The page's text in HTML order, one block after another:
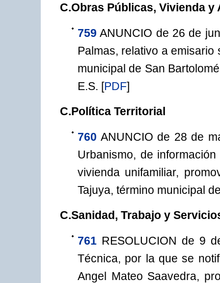
C.Obras Públicas, Vivienda y
759 ANUNCIO de 26 de
Palmas, relativo a
municipal de San
E.S. [PDF]
C.Política Territorial
760 ANUNCIO de 28 de
Urbanismo, de
vivienda unifamiliar,
Tajuya, término municipal
C.Sanidad, Trabajo y
761 RESOLUCION de 9
Técnica, por la que se
Angel Mateo Saavedra,